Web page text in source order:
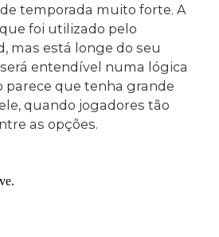
temporada muito forte. A
foi utilizado pelo
mas está longe do seu
entendível numa lógica
parece que tenha grande
quando jogadores tão
as opções.